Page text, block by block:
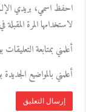
احفظ اسمي، بريدي
لاستخدامها المرة المقبلة
أعلمني بمتابعة
أعلمني بالمواضيع